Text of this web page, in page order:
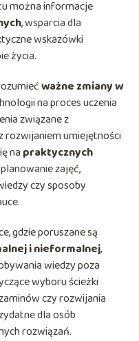
można informacje
, wsparcia dla
wskazówki
życia.
ważne zmiany w
na proces uczenia
związane z
rozwijaniem umiejętności
na praktycznych
zajęć,
czy sposoby
gdzie poruszane są
i nieformalnej,
wiedzy poza
wyboru ścieżki
czy rozwijania
dla osób
rozwiązań.